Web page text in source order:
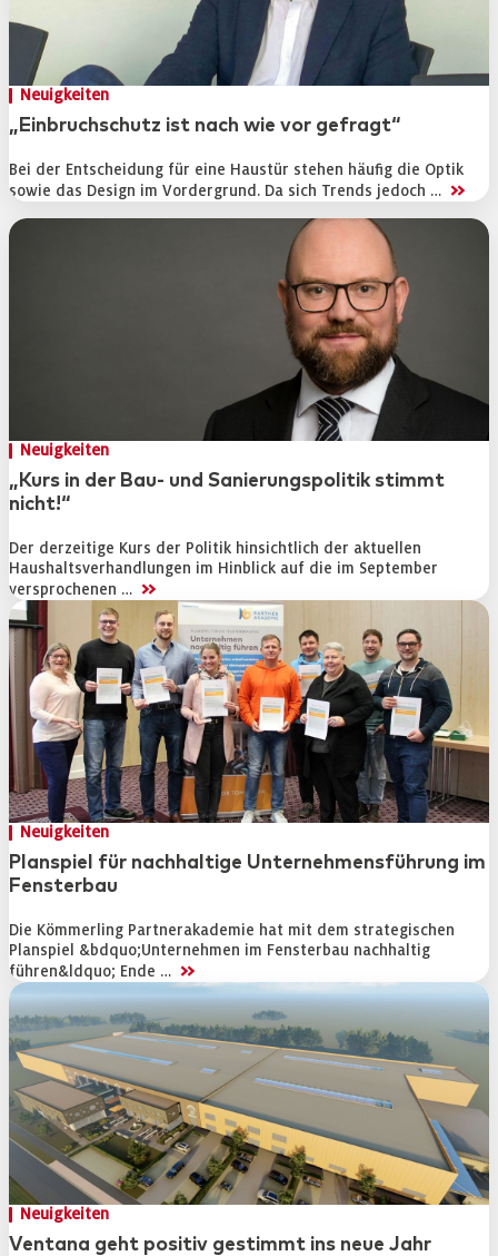
Neuigkeiten
„Einbruchschutz ist nach wie vor gefragt“
Bei der Entscheidung für eine Haustür stehen häufig die Optik
sowie das Design im Vordergrund. Da sich Trends jedoch … >>
Neuigkeiten
„Kurs in der Bau- und Sanierungspolitik stimmt
nicht!“
Der derzeitige Kurs der Politik hinsichtlich der aktuellen
Haushaltsverhandlungen im Hinblick auf die im September
versprochenen … >>
Neuigkeiten
Planspiel für nachhaltige Unternehmensführung im
Fensterbau
Die Kömmerling Partnerakademie hat mit dem strategischen
Planspiel &bdquo;Unternehmen im Fensterbau nachhaltig
führen&ldquo; Ende … >>
Neuigkeiten
Ventana geht positiv gestimmt ins neue Jahr